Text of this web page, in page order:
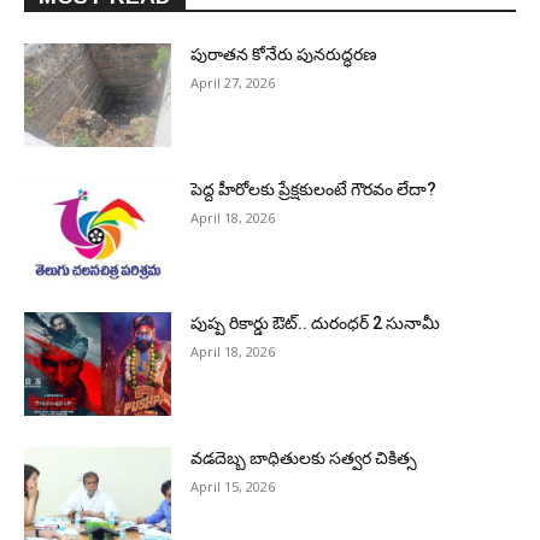
పురాత‌న కోనేరు పున‌రుద్ధ‌ర‌ణ
April 27, 2026
పెద్ద హీరోల‌కు ప్రేక్ష‌కులంటే గౌర‌వం లేదా?
April 18, 2026
పుష్ప రికార్డు ఔట్‌.. దురంధ‌ర్ 2 సునామీ
April 18, 2026
వడదెబ్బ బాధితులకు సత్వర చికిత్స
April 15, 2026